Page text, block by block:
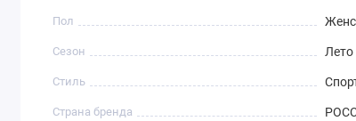
Пол
Сезон Лето
Стиль
Страна бренда